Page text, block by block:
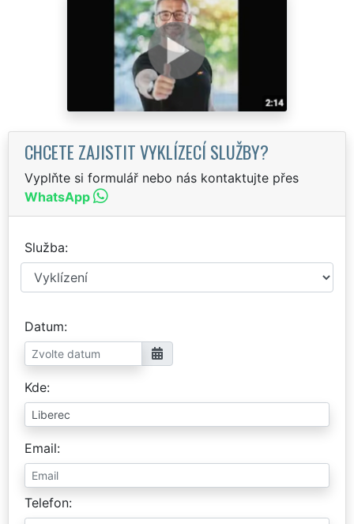
CHCETE ZAJISTIT VYKLÍZECÍ SLUŽBY?
Vyplňte si formulář nebo nás kontaktujte přes
WhatsApp
Služba
Datum
Kde
Email
Telefon